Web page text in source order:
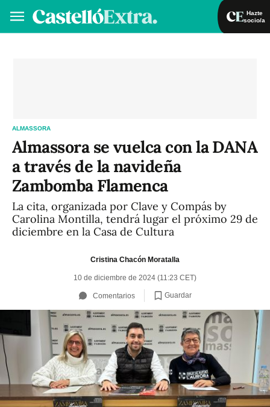
Hazte
socio/a
ALMASSORA
Almassora se vuelca con la DANA
a través de la navideña
Zambomba Flamenca
La cita, organizada por Clave y Compás by
Carolina Montilla, tendrá lugar el próximo 29 de
diciembre en la Casa de Cultura
Cristina Chacón Moratalla
10 de diciembre de 2024 (11:23 CET)
Comentarios Guardar